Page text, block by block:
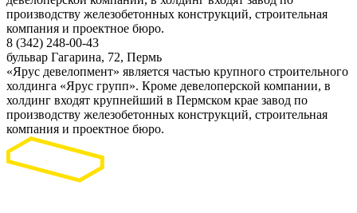
производству железобетонных конструкций, строительная
компания и проектное бюро.
8 (342) 248-00-43
бульвар Гагарина, 72, Пермь
«Ярус девелопмент» является частью крупного строительного
холдинга «Ярус групп». Кроме девелоперской компании, в
холдинг входят крупнейший в Пермском крае завод по
производству железобетонных конструкций, строительная
компания и проектное бюро.